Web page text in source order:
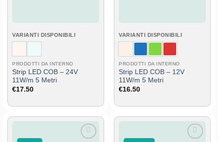
VARIANTI DISPONIBILI
PRODOTTI DA INTERNO
Strip LED COB – 24V
11W/m 5 Metri
€17.50
VARIANTI DISPONIBILI
PRODOTTI DA INTERNO
Strip LED COB – 12V
11W/m 5 Metri
€16.50